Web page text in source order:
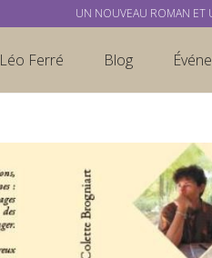
Léo Ferré Blog
UN NOUVEAU ROMAN ET